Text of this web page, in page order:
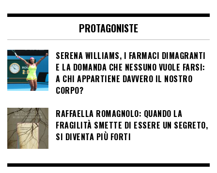
PROTAGONISTE
SERENA WILLIAMS, I FARMACI DIMAGRANTI
E LA DOMANDA CHE NESSUNO VUOLE FARSI:
A CHI APPARTIENE DAVVERO IL NOSTRO
CORPO?
RAFFAELLA ROMAGNOLO: QUANDO LA
FRAGILITÀ SMETTE DI ESSERE UN SEGRETO,
SI DIVENTA PIÙ FORTI